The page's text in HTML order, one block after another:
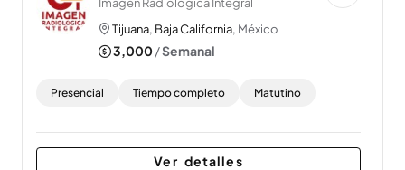
Tijuana, Baja California, México
3,000/Semanal
Presencial Tiempo completo Matutino
Ver detalles